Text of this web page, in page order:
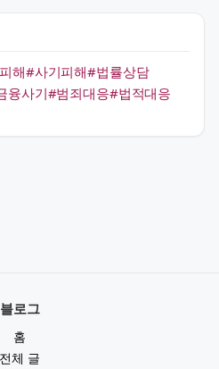
해#사기피해#법률상담
융사기#범죄대응#법적대응
블로그
홈
전체 글